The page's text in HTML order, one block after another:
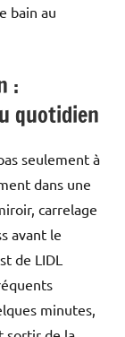
bain au
:
quotidien
seulement à
dans une
carrelage
avant le
de LIDL
minutes,